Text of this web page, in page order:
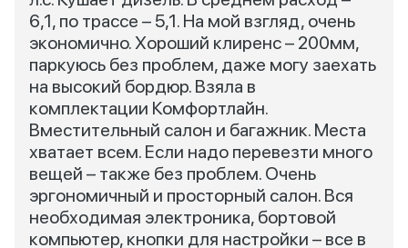
6,1, по трассе – 5,1. На мой взгляд, очень
экономично. Хороший клиренс – 200мм,
паркуюсь без проблем, даже могу заехать
на высокий бордюр. Взяла в
комплектации Комфортлайн.
Вместительный салон и багажник. Места
хватает всем. Если надо перевезти много
вещей – также без проблем. Очень
эргономичный и просторный салон. Вся
необходимая электроника, бортовой
компьютер, кнопки для настройки – все в